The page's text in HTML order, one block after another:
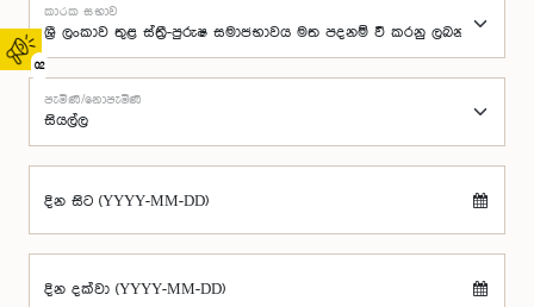
02
කාරක සභාව
පැමිණි/නොපැමිණි
දින සිට (YYYY-MM-DD)
දින දක්වා (YYYY-MM-DD)